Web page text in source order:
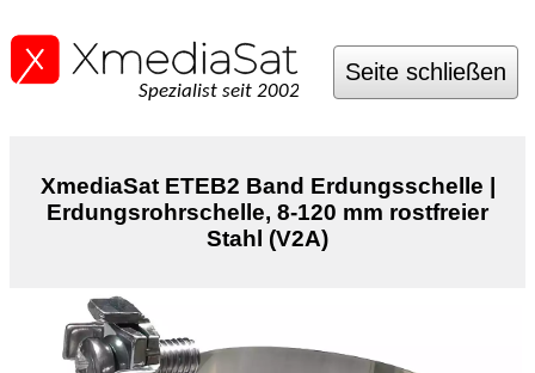
Spezialist seit 2002
Seite schließen
XmediaSat ETEB2 Band Erdungsschelle |
Erdungsrohrschelle, 8-120 mm rostfreier
Stahl (V2A)